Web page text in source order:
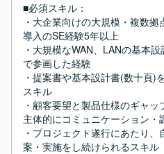
■必須スキル：
・大企業向けの大規模・複数拠
導入のSE経験5年以上
・大規模なWAN、LANの基本
で参画した経験
・提案書や基本設計書(数十頁)
スキル
・顧客要望と製品仕様のギャ
主体的にコミュニケーション・
・プロジェクト遂行にあたり
案・実施をし続けられるスキル